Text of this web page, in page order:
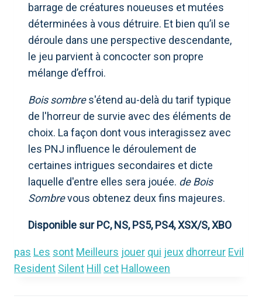
barrage de créatures noueuses et mutées
déterminées à vous détruire. Et bien qu’il se
déroule dans une perspective descendante,
le jeu parvient à concocter son propre
mélange d’effroi.
Bois sombres'étend au-delà du tarif typique
de l'horreur de survie avec des éléments de
choix. La façon dont vous interagissez avec
les PNJ influence le déroulement de
certaines intrigues secondaires et dicte
laquelle d'entre elles sera jouée. de Bois
Sombrevous obtenez deux fins majeures.
Disponible sur PC, NS, PS5, PS4, XSX/S, XBO
pas Les sont Meilleurs jouer qui jeux dhorreur Evil
Resident Silent Hill cet Halloween